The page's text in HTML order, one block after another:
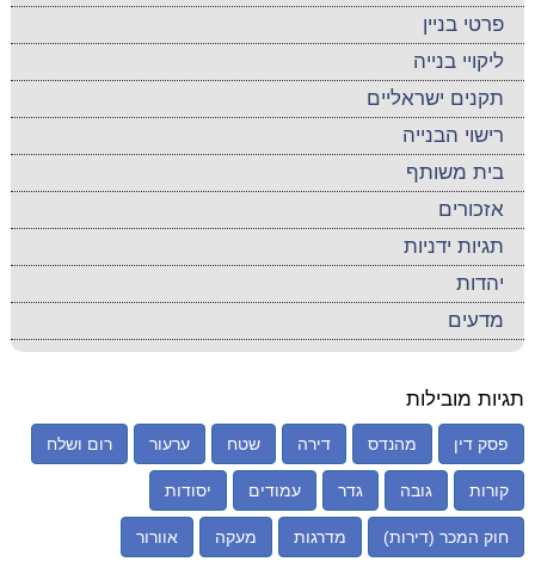
פרטי בניין
ליקויי בנייה
תקנים ישראליים
רישוי הבנייה
בית משותף
אזכורים
תגיות ידניות
יהדות
מדעים
תגיות מובילות
פסק דין מהנדס דירה שטח ערעור רום ושלח
קורות גובה גדר עמודים יסודות
חוק המכר (דירות) מדרגות מעקה אוורור